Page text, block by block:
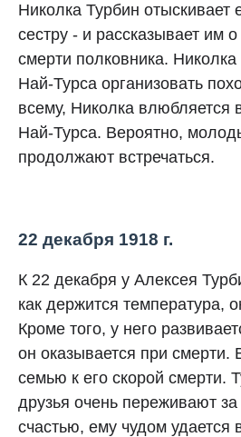
Николка Турбин отыскивает
сестру - и рассказывает им о
смерти полковника.
Най-Турса организовать
всему, Николка влюбляется
Най-Турса. Вероятно,
продолжают встречаться.
22 декабря 1918 г.
К 22 декабря у Алексея
как держится температура,
Кроме того, у него
он оказывается при смерти.
семью к его скорой смерти.
друзья очень переживают
счастью, ему чудом удается